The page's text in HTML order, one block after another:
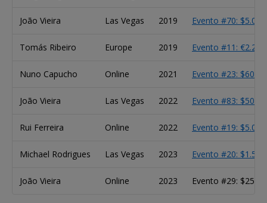
João Vieira Las Vegas 2019 Evento #70:
Tomás Ribeiro Europe 2019 Evento #11:
Nuno Capucho Online 2021 Evento #23: $600
João Vieira Las Vegas 2022 Evento #83:
Rui Ferreira Online 2022 Evento #19:
Michael Rodrigues Las Vegas 2023 Evento #20:
João Vieira Online 2023 Evento #29: